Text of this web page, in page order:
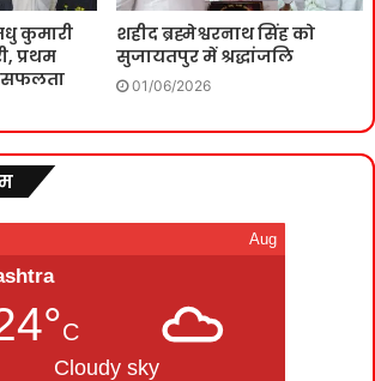
कुमारी
प्रथम
सफलता
शहीद ब्रह्मेश्वरनाथ सिंह को
सुजायतपुर में श्रद्धांजलि
01/06/2026
Aug
C
Cloudy sky